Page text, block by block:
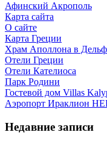
Афинский Акрополь
Карта сайта
О сайте
Карта Греции
Храм Аполлона в
Отели Греции
Отели Кателиоса
Парк Родини
Гостевой дом Villas
Аэропорт Ираклион
Недавние записи